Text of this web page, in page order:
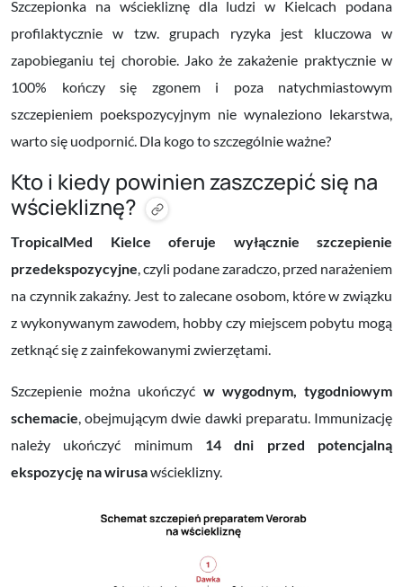
Szczepionka na wściekliznę dla ludzi w Kielcach podana
profilaktycznie w tzw. grupach ryzyka jest kluczowa w
zapobieganiu tej chorobie. Jako że zakażenie praktycznie w
100% kończy się zgonem i poza natychmiastowym
szczepieniem poekspozycyjnym nie wynaleziono lekarstwa,
warto się uodpornić. Dla kogo to szczególnie ważne?
Kto i kiedy powinien zaszczepić się na
wściekliznę?
TropicalMed Kielce oferuje wyłącznie szczepienie
przedekspozycyjne, czyli podane zaradczo, przed narażeniem
na czynnik zakaźny. Jest to zalecane osobom, które w związku
z wykonywanym zawodem, hobby czy miejscem pobytu mogą
zetknąć się z zainfekowanymi zwierzętami.
Szczepienie można ukończyć w wygodnym, tygodniowym
schemacie, obejmującym dwie dawki preparatu. Immunizację
należy ukończyć minimum 14 dni przed potencjalną
ekspozycję na wirusawścieklizny.